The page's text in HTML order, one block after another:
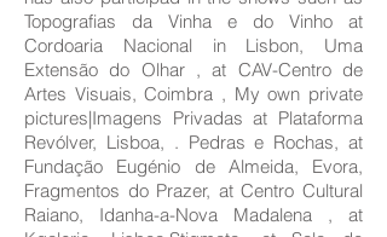
Topografias da Vinha e do Vinho at
Cordoaria Nacional in Lisbon, Uma
Extensão do Olhar , at CAV-Centro de
Artes Visuais, Coimbra , My own private
pictures|Imagens Privadas at Plataforma
Revólver, Lisboa, . Pedras e Rochas, at
Fundação Eugénio de Almeida, Evora,
Fragmentos do Prazer, at Centro Cultural
Raiano, Idanha-a-Nova Madalena , at